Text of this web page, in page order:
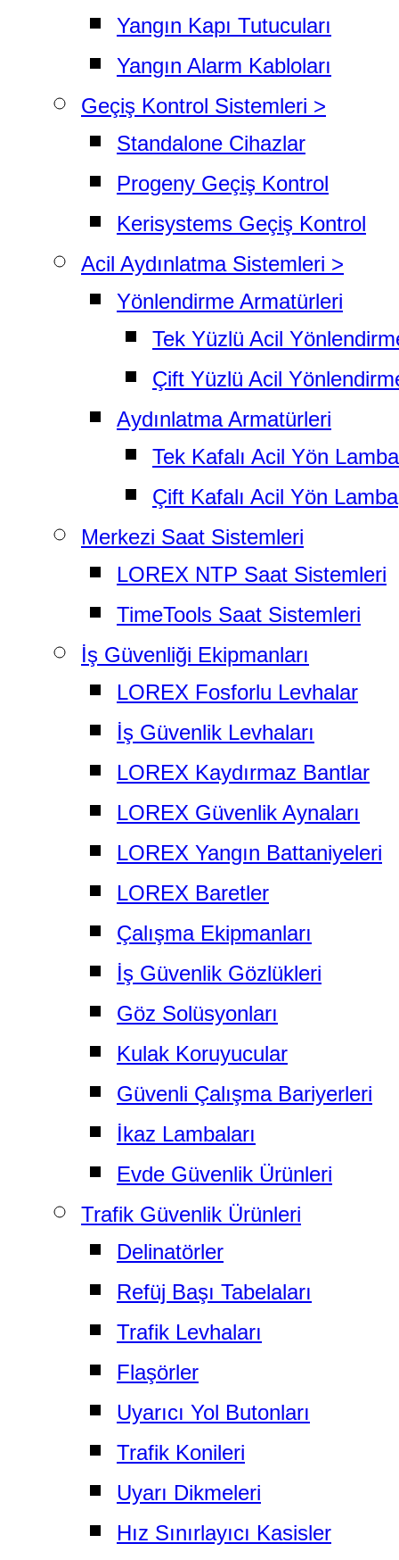
Yangın Kapı Tutucuları
Yangın Alarm Kabloları
Geçiş Kontrol Sistemleri >
Standalone Cihazlar
Progeny Geçiş Kontrol
Kerisystems Geçiş Kontrol
Acil Aydınlatma Sistemleri >
Yönlendirme Armatürleri
Tek Yüzlü Acil
Çift Yüzlü Acil
Aydınlatma Armatürleri
Tek Kafalı Acil Yön Lamba
Çift Kafalı Acil Yön Lamba
Merkezi Saat Sistemleri
LOREX NTP Saat Sistemleri
TimeTools Saat Sistemleri
İş Güvenliği Ekipmanları
LOREX Fosforlu Levhalar
İş Güvenlik Levhaları
LOREX Kaydırmaz Bantlar
LOREX Güvenlik Aynaları
LOREX Yangın Battaniyeleri
LOREX Baretler
Çalışma Ekipmanları
İş Güvenlik Gözlükleri
Göz Solüsyonları
Kulak Koruyucular
Güvenli Çalışma Bariyerleri
İkaz Lambaları
Evde Güvenlik Ürünleri
Trafik Güvenlik Ürünleri
Delinatörler
Refüj Başı Tabelaları
Trafik Levhaları
Flaşörler
Uyarıcı Yol Butonları
Trafik Konileri
Uyarı Dikmeleri
Hız Sınırlayıcı Kasisler